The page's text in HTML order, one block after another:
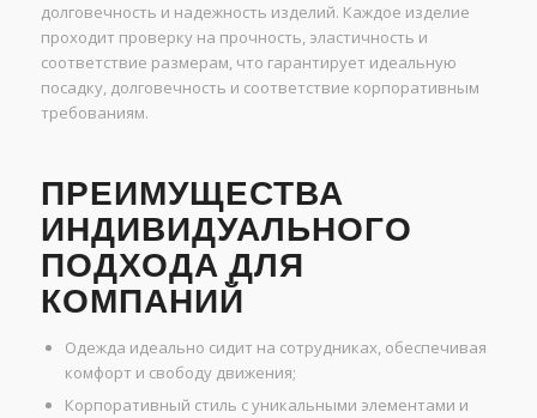
долговечность и надежность изделий. Каждое изделие
проходит проверку на прочность, эластичность и
соответствие размерам, что гарантирует идеальную
посадку, долговечность и соответствие корпоративным
требованиям.
ПРЕИМУЩЕСТВА
ИНДИВИДУАЛЬНОГО
ПОДХОДА ДЛЯ
КОМПАНИЙ
Одежда идеально сидит на сотрудниках, обеспечивая
комфорт и свободу движения;
Корпоративный стиль с уникальными элементами и